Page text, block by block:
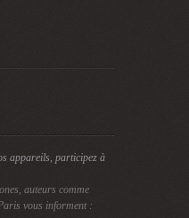
appareils, participez à
auteurs comme
vous informent :